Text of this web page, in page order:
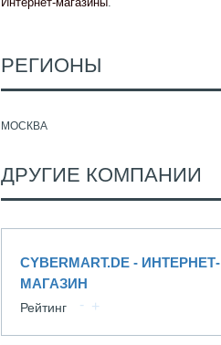
РЕГИОНЫ
МОСКВА
ДРУГИЕ КОМПАНИИ
CYBERMART.DE - ИНТЕРНЕТ-
МАГАЗИН
Рейтинг